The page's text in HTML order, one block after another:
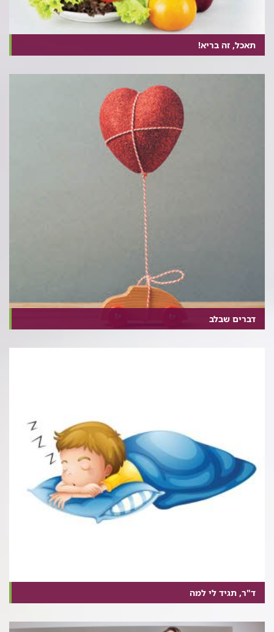
תאכל, זה בריא!
דברים שבלב
ד"ר, תגיד לי למה